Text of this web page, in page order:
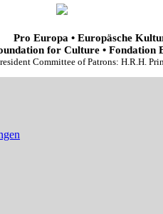
Pro Europa • Europäsche
for Culture • Fondation
Committee of Patrons: H.R.H.